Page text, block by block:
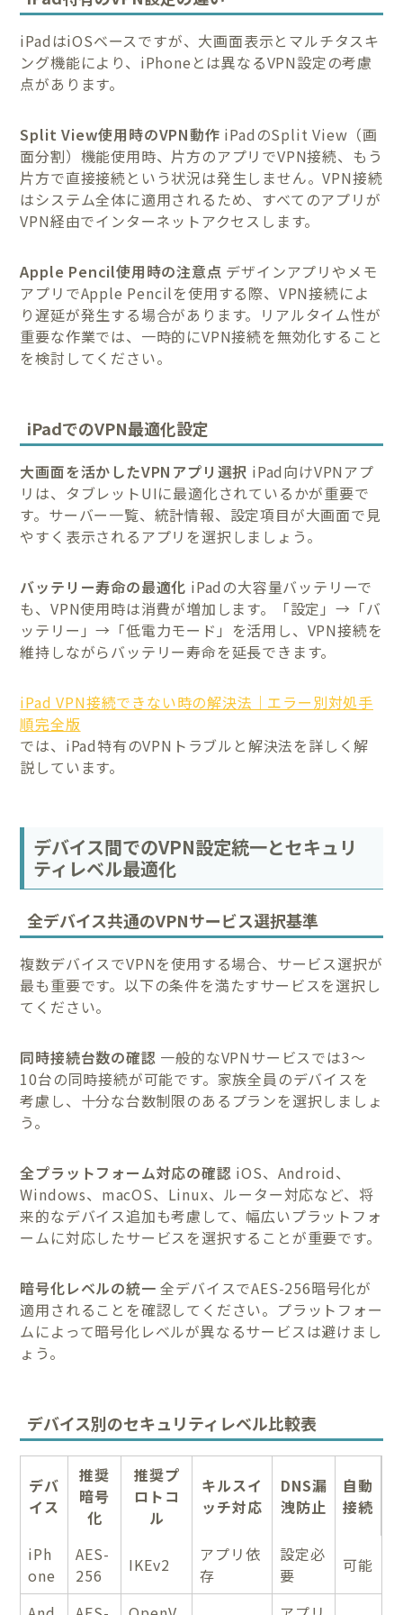
iPadはiOSベースですが、大画面表示とマルチタスキ
ング機能により、iPhoneとは異なるVPN設定の考慮
点があります。
Split View使用時のVPN動作 iPadのSplit View（画
面分割）機能使用時、片方のアプリでVPN接続、もう
片方で直接接続という状況は発生しません。VPN接続
はシステム全体に適用されるため、すべてのアプリが
VPN経由でインターネットアクセスします。
Apple Pencil使用時の注意点 デザインアプリやメモ
アプリでApple Pencilを使用する際、VPN接続によ
り遅延が発生する場合があります。リアルタイム性が
重要な作業では、一時的にVPN接続を無効化すること
を検討してください。
iPadでのVPN最適化設定
大画面を活かしたVPNアプリ選択 iPad向けVPNアプ
リは、タブレットUIに最適化されているかが重要で
す。サーバー一覧、統計情報、設定項目が大画面で見
やすく表示されるアプリを選択しましょう。
バッテリー寿命の最適化 iPadの大容量バッテリーで
も、VPN使用時は消費が増加します。「設定」→「バ
ッテリー」→「低電力モード」を活用し、VPN接続を
維持しながらバッテリー寿命を延長できます。
iPad VPN接続できない時の解決法｜エラー別対処手
順完全版
では、iPad特有のVPNトラブルと解決法を詳しく解
説しています。
デバイス間でのVPN設定統一とセキュリ
ティレベル最適化
全デバイス共通のVPNサービス選択基準
複数デバイスでVPNを使用する場合、サービス選択が
最も重要です。以下の条件を満たすサービスを選択し
てください。
同時接続台数の確認 一般的なVPNサービスでは3〜
10台の同時接続が可能です。家族全員のデバイスを
考慮し、十分な台数制限のあるプランを選択しましょ
う。
全プラットフォーム対応の確認 iOS、Android、
Windows、macOS、Linux、ルーター対応など、将
来的なデバイス追加も考慮して、幅広いプラットフォ
ームに対応したサービスを選択することが重要です。
暗号化レベルの統一 全デバイスでAES-256暗号化が
適用されることを確認してください。プラットフォー
ムによって暗号化レベルが異なるサービスは避けまし
ょう。
デバイス別のセキュリティレベル比較表
デバ
イス
推奨
暗号
化
推奨プ
ロトコ
ル
キルスイ
ッチ対応
DNS漏
洩防止
自動
接続
iPh
one
AES-
256
IKEv2
アプリ依
存
設定必
要
可能